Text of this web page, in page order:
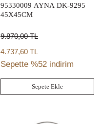
95330009 AYNA DK-9295
45X45CM
9.870,00TL
4.737,60 TL
Sepette %52 indirim
Sepete Ekle